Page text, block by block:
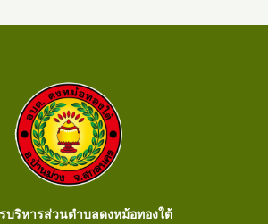
บริหารส่วนตำบลดงหม้อทองใต้